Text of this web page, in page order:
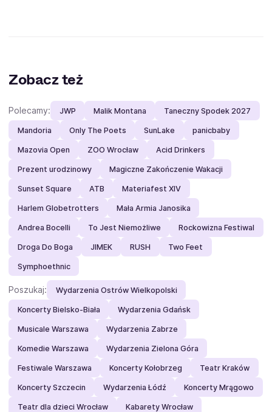
Zobacz też
Polecamy: JWP Malik Montana Taneczny Spodek 2027
Mandoria Only The Poets SunLake panicbaby
Mazovia Open ZOO Wrocław Acid Drinkers
Prezent urodzinowy Magiczne Zakończenie Wakacji
Sunset Square ATB Materiafest XIV
Harlem Globetrotters Mała Armia Janosika
Andrea Bocelli To Jest Niemożliwe Rockowizna Festiwal
Droga Do Boga JIMEK RUSH Two Feet
Symphoethnic
Poszukaj: Wydarzenia Ostrów Wielkopolski
Koncerty Bielsko-Biała Wydarzenia Gdańsk
Musicale Warszawa Wydarzenia Zabrze
Komedie Warszawa Wydarzenia Zielona Góra
Festiwale Warszawa Koncerty Kołobrzeg Teatr Kraków
Koncerty Szczecin Wydarzenia Łódź Koncerty Mrągowo
Teatr dla dzieci Wrocław Kabarety Wrocław